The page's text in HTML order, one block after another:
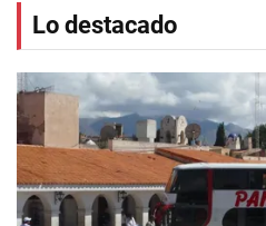
Lo destacado